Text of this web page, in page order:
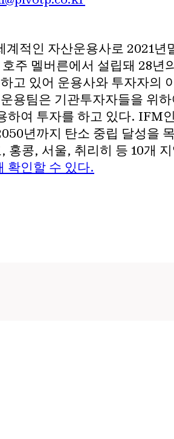
적인 자산운용사로 2021년
주 멜버른에서 설립돼 28
고 있어 운용사와 투자자의
용팀은 기관투자자들을 위
하여 투자를 하고 있다. IFM
년까지 탄소 중립 달성을
콩, 서울, 취리히 등 10개
확인할 수 있다.